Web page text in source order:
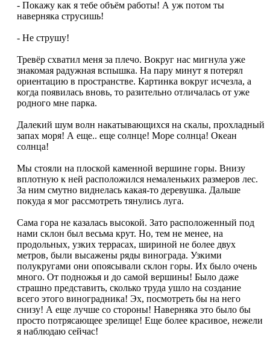
- Покажу как я тебе объём работы! А уж потом ты
наверняка струсишь!
- Не струшу!
Тревёр схватил меня за плечо. Вокруг нас мигнула уже
знакомая радужная вспышка. На пару минут я потерял
ориентацию в пространстве. Картинка вокруг исчезла, а
когда появилась вновь, то разительно отличалась от уже
родного мне парка.
Далекий шум волн накатывающихся на скалы, прохладный
запах моря! А еще.. еще солнце! Море солнца! Океан
солнца!
Мы стояли на плоской каменной вершине горы. Внизу
вплотную к ней расположился немаленьких размеров лес.
За ним смутно виднелась какая-то деревушка. Дальше
покуда я мог рассмотреть тянулись луга.
Сама гора не казалась высокой. Зато расположенный под
нами склон был весьма крут. Но, тем не менее, на
продольных, узких террасах, шириной не более двух
метров, были высажены ряды винограда. Узкими
полукругами они опоясывали склон горы. Их было очень
много. От подножья и до самой вершины! Было даже
страшно представить, сколько труда ушло на создание
всего этого виноградника! Эх, посмотреть бы на него
снизу! А еще лучше со стороны! Наверняка это было бы
просто потрясающее зрелище! Еще более красивое, нежели
я наблюдаю сейчас!